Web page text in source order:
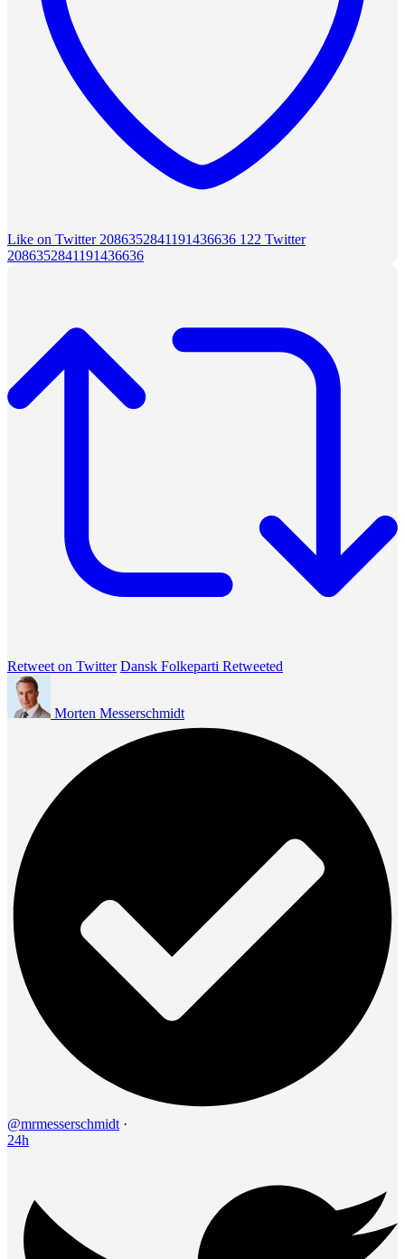
Like on Twitter 2086352841191436636 122 Twitter
2086352841191436636
Retweet on Twitter Dansk Folkeparti Retweeted
Morten Messerschmidt
@mrmesserschmidt ·
24h